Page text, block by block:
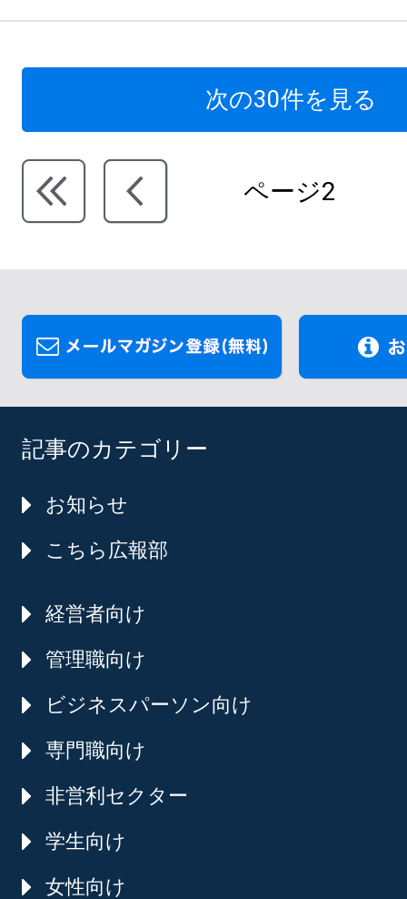
次の30件を見る
ページ2
記事のカテゴリー
お知らせ
こちら広報部
経営者向け
管理職向け
ビジネスパーソン向け
専門職向け
非営利セクター
学生向け
女性向け